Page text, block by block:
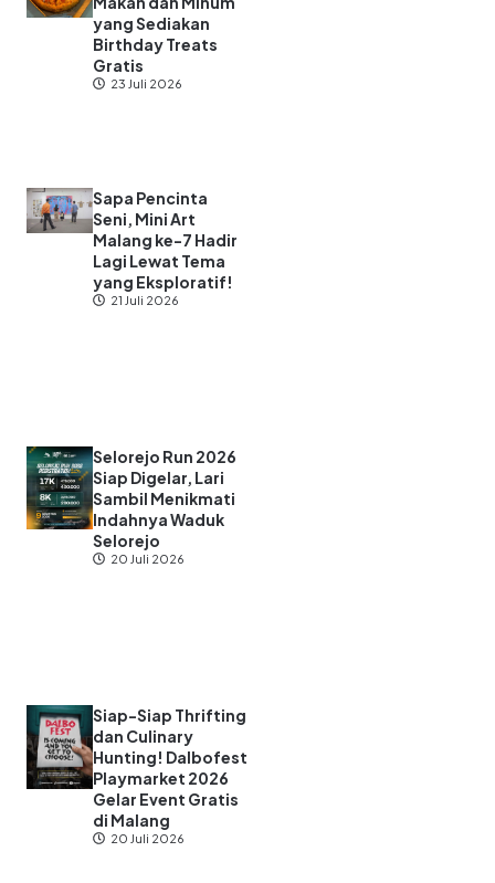
yang Sediakan
Birthday Treats
Gratis
23 Juli 2026
Sapa Pencinta
Seni, Mini Art
Malang ke-7 Hadir
Lagi Lewat Tema
yang Eksploratif!
21 Juli 2026
Selorejo Run 2026
Siap Digelar, Lari
Sambil Menikmati
Indahnya Waduk
Selorejo
20 Juli 2026
Siap-Siap Thrifting
dan Culinary
Hunting! Dalbofest
Playmarket 2026
Gelar Event Gratis
di Malang
20 Juli 2026